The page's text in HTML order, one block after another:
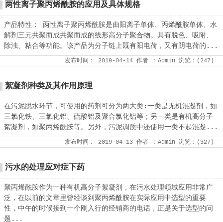
两性离子聚丙烯酰胺的应用及具体规格
产品特性： 两性离子聚丙烯酰胺是由阳离子单体、丙烯酰胺单体、水
解剂三元共聚而成共聚而成的线形高分子聚合物。具有脱色、吸附、
除浊、粘合等功能。该产品为分子链上既有阳电荷，又有阴电荷的...
发布时间： 2019-04-14 作者 ：Admin 浏览：( 247 )
絮凝剂种类及其作用原理
在污泥脱水环节，可使用的药剂可分为两大类:一类是无机混凝剂，如
三氯化铁、三氯化铝、硫酸铝及聚合氯化铝等；另一类是有机高分子
絮凝剂，如聚丙烯酰胺等。另外，污泥调质中还使用一类不起混凝...
发布时间： 2019-04-13 作者 ：Admin 浏览：( 327 )
污水的处理应对症下药
聚丙烯酰胺作为一种有机高分子絮凝剂，在污水处理领域应用非常广
泛，在以前的文章里曾经谈到聚丙烯酰胺在实际应用中选型的重要
性，中午的时候接到一个刚入行的经销商的电话，正是关于选型的问
题...